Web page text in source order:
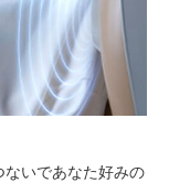
いであなた好みの